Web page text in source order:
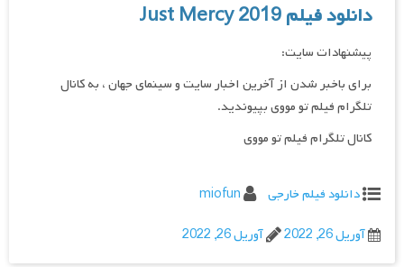
دانلود فیلم Just Mercy 2019
پیشنهادات سایت:
برای باخبر شدن از آخرین اخبار سایت و سینمای جهان ، به کانال
تلگرام فیلم تو مووی بپیوندید.
کانال تلگرام فیلم تو مووی
دانلود فیلم خارجی
miofun
آوریل 26, 2022
آوریل 26, 2022